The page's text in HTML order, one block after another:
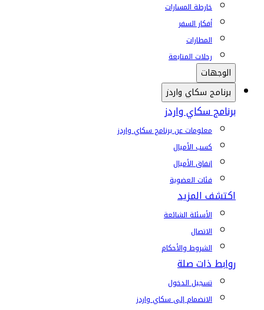
خارطة المسارات
أفكار السفر
المطارات
رحلات المتابعة
الوجهات
برنامج سكاي واردز
برنامج سكاي واردز
معلومات عن برنامج سكاي واردز
كسب الأميال
إنفاق الأميال
فئات العضوية
اكتشف المزيد
الأسئلة الشائعة
الاتصال
الشروط والأحكام
روابط ذات صلة
تسجيل الدخول
الانضمام إلى سكاي واردز